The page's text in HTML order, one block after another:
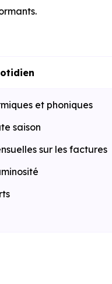
et phoniques
saison
sur les factures